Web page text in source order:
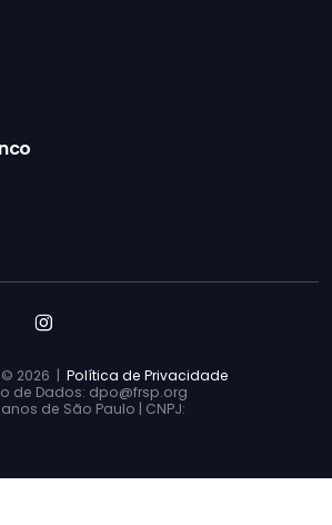
© 2026 | Política de Privacidade
de Dados: dpo@frsp.org
de São Paulo | CNPJ: